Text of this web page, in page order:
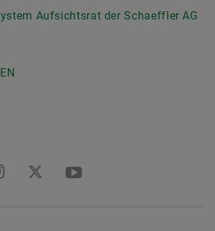
Aufsichtsrat der Schaeffler AG